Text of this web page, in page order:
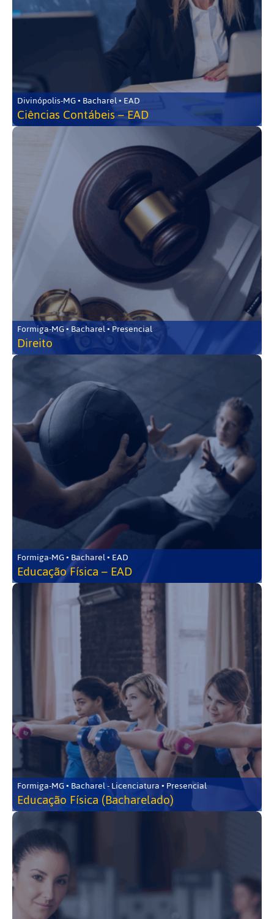
Divinópolis-MG • Bacharel • EAD
Ciências Contábeis – EAD
Formiga-MG • Bacharel • Presencial
Direito
Formiga-MG • Bacharel • EAD
Educação Física – EAD
Formiga-MG • Bacharel - Licenciatura • Presencial
Educação Física (Bacharelado)